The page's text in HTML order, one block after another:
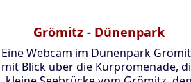
Grömitz - Dünenpark
Eine Webcam im Dünenpark
mit Blick über die Kurpromenade,